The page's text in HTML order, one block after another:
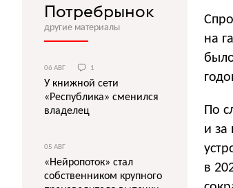
на
По
и за
в
Потребрынок
другие материалы
06 АВГ 1
У книжной сети
«Республика» сменился
владелец
05 АВГ
«Нейропоток» стал
собственником крупного